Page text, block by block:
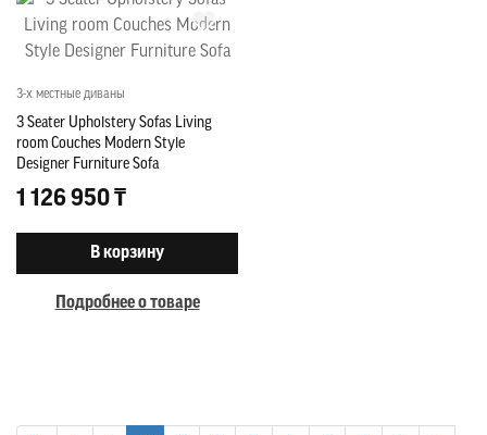
3-х местные диваны
3 Seater Upholstery Sofas Living
room Couches Modern Style
Designer Furniture Sofa
1 126 950 ₸
В корзину
Подробнее о товаре